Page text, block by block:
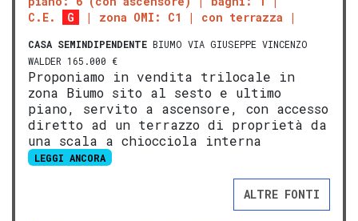
C.E.
G zona OMI: C1 con terrazza
CASA SEMINDIPENDENTE BIUMO VIA GIUSEPPE VINCENZO
WALDER 165.000 €
Proponiamo in vendita trilocale in
zona Biumo sito al sesto e ultimo
piano, servito a ascensore, con accesso
diretto ad un terrazzo di proprietà da
una scala a chiocciola interna
LEGGI ANCORA
ALTRE FONTI